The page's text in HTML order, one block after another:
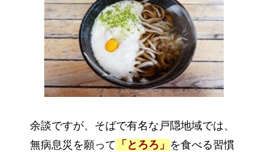
余談ですが、そばで有名な戸隠地域では、
無病息災を願って 「とろろ」 を食べる習慣